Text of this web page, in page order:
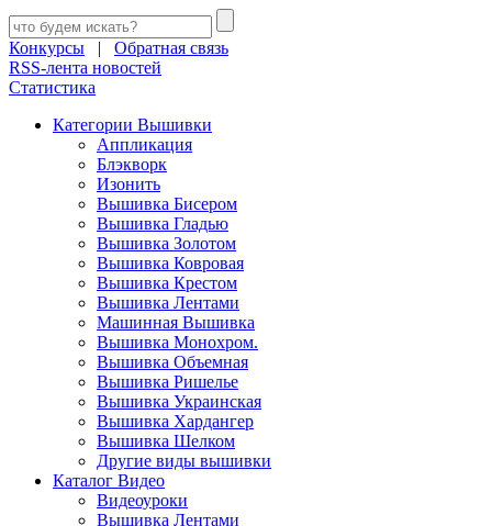
Конкурсы | Обратная связь
RSS-лента новостей
Статистика
Категории Вышивки
Аппликация
Блэкворк
Изонить
Вышивка Бисером
Вышивка Гладью
Вышивка Золотом
Вышивка Ковровая
Вышивка Крестом
Вышивка Лентами
Машинная Вышивка
Вышивка Монохром.
Вышивка Объемная
Вышивка Ришелье
Вышивка Украинская
Вышивка Хардангер
Вышивка Шелком
Другие виды вышивки
Каталог Видео
Видеоуроки
Вышивка Лентами